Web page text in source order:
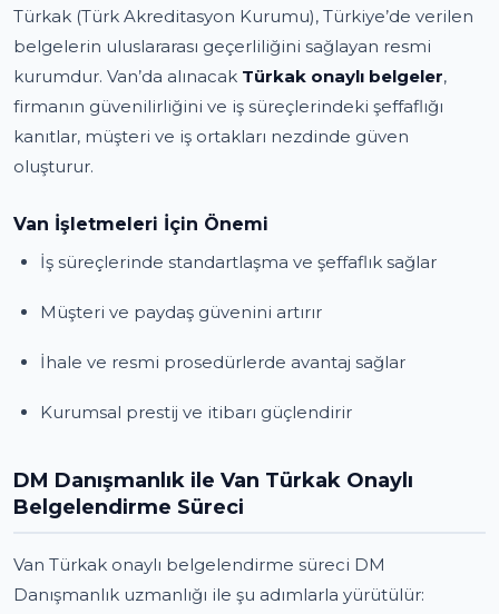
Türkak (Türk Akreditasyon Kurumu), Türkiye’de verilen
belgelerin uluslararası geçerliliğini sağlayan resmi
kurumdur. Van’da alınacak Türkak onaylı belgeler,
firmanın güvenilirliğini ve iş süreçlerindeki şeffaflığı
kanıtlar, müşteri ve iş ortakları nezdinde güven
oluşturur.
Van İşletmeleri İçin Önemi
İş süreçlerinde standartlaşma ve şeffaflık sağlar
Müşteri ve paydaş güvenini artırır
İhale ve resmi prosedürlerde avantaj sağlar
Kurumsal prestij ve itibarı güçlendirir
DM Danışmanlık ile Van Türkak Onaylı
Belgelendirme Süreci
Van Türkak onaylı belgelendirme süreci DM
Danışmanlık uzmanlığı ile şu adımlarla yürütülür: